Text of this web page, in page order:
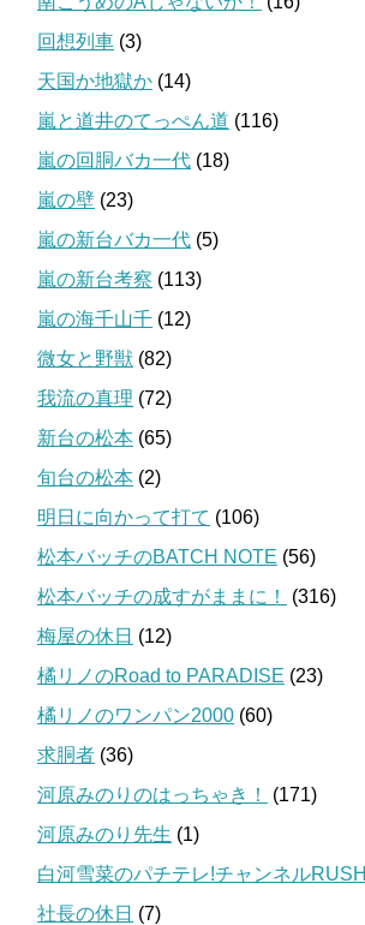
回想列車 (3)
天国か地獄か (14)
嵐と道井のてっぺん道 (116)
嵐の回胴バカ一代 (18)
嵐の壁 (23)
嵐の新台バカ一代 (5)
嵐の新台考察 (113)
嵐の海千山千 (12)
微女と野獣 (82)
我流の真理 (72)
新台の松本 (65)
旬台の松本 (2)
明日に向かって打て (106)
松本バッチのBATCH NOTE (56)
松本バッチの成すがままに！
(316)
梅屋の休日 (12)
橘リノのRoad to PARADISE (23)
橘リノのワンパン2000 (60)
求胴者 (36)
河原みのりのはっちゃき！
(171)
河原みのり先生 (1)
白河雪菜のパチテレ!チャンネルRUSH
社長の休日 (7)